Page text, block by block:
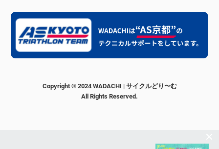
Copyright © 2024 WADACHI | サイクルどり〜む
All Rights Reserved.